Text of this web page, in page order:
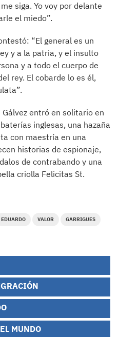
siga. Yo voy por delante
el miedo”.
“El general es un
y a la patria, y el insulto
y a todo el cuerpo de
rey. El cobarde lo es él,
entró en solitario en
inglesas, una hazaña
con maestría en una
historias de espionaje,
de contrabando y una
criolla Felicitas St.
EDUARDO VALOR GARRIGUES
MUNDO